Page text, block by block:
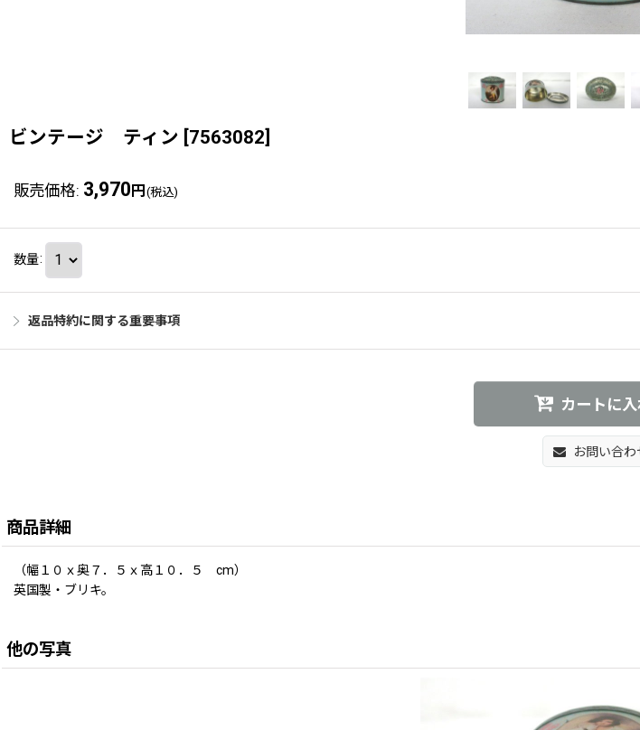
ビンテージ ティン [7563082]
販売価格: 3,970 円 (税込)
数量:
返品特約に関する重要事項
カートに
お問い合わ
商品詳細
（幅１０ｘ奥７．５ｘ高１０．５ cm）
英国製・ブリキ。
他の写真